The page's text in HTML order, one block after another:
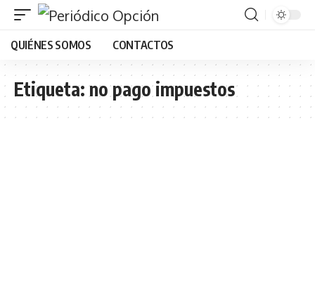
QUIÉNES SOMOS CONTACTOS
Etiqueta:no pago impuestos